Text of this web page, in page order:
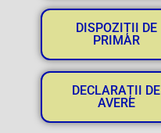
DISPOZIȚII DE
PRIMAR
DECLARAȚII DE
AVERE